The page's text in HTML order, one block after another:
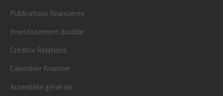
Publications financières
Investissement durable
Creditor Relations
Calendrier financier
Assemblée générale